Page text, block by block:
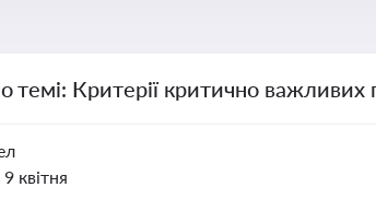
темі: Критерії критично важливих
квітня